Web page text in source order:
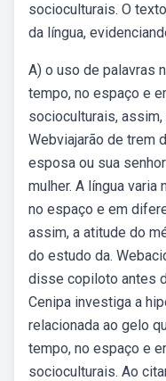
socioculturais. O
da língua,
A) o uso de palavras
tempo, no espaço e
socioculturais,
Webviajarão de trem
esposa ou sua
mulher. A língua varia
no espaço e em
assim, a atitude do
do estudo da.
disse copiloto antes
Cenipa investiga a
relacionada ao gelo
tempo, no espaço e
socioculturais. Ao